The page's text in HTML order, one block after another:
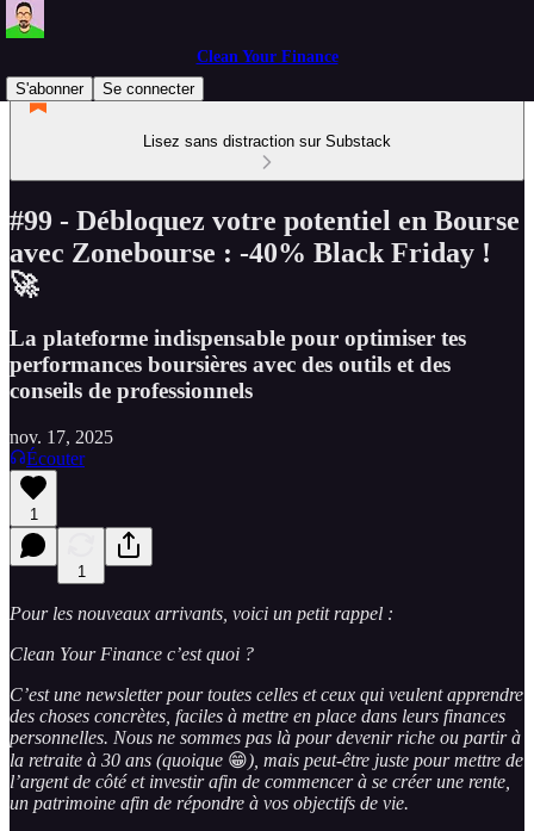
Clean Your Finance
S'abonner
Se connecter
Lisez sans distraction sur Substack
#99 - Débloquez votre potentiel en Bourse
avec Zonebourse : -40% Black Friday !
🚀
La plateforme indispensable pour optimiser tes
performances boursières avec des outils et des
conseils de professionnels
nov. 17, 2025
Écouter
1
1
Pour les nouveaux arrivants, voici un petit rappel :
Clean Your Finance c’est quoi ?
C’est une newsletter pour toutes celles et ceux qui veulent apprendre
des choses concrètes, faciles à mettre en place dans leurs finances
personnelles. Nous ne sommes pas là pour devenir riche ou partir à
la retraite à 30 ans (quoique 😁), mais peut-être juste pour mettre de
l’argent de côté et investir afin de commencer à se créer une rente,
un patrimoine afin de répondre à vos objectifs de vie.